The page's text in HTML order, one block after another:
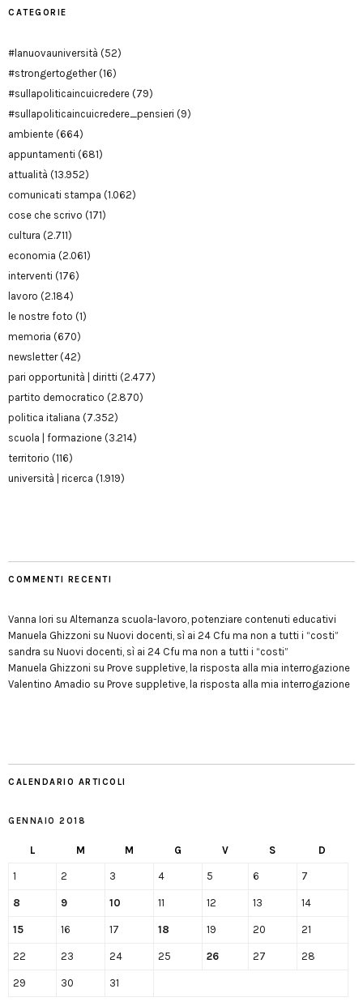
CATEGORIE
#lanuovauniversità (52)
#strongertogether(16)
#sullapoliticaincuicredere (79)
#sullapoliticaincuicredere_pensieri (9)
ambiente (664)
appuntamenti (681)
attualità (13.952)
comunicati stampa (1.062)
cose che scrivo (171)
cultura (2.711)
economia (2.061)
interventi (176)
lavoro (2.184)
le nostre foto (1)
memoria (670)
newsletter(42)
pari opportunità | diritti (2.477)
partito democratico (2.870)
politica italiana (7.352)
scuola | formazione (3.214)
territorio (116)
università | ricerca (1.919)
COMMENTI RECENTI
Vanna Iori su Alternanza scuola-lavoro, potenziare contenuti educativi
Manuela Ghizzoni su Nuovi docenti, sì ai 24 Cfu ma non a tutti i “costi”
sandra su Nuovi docenti, sì ai 24 Cfu ma non a tutti i “costi”
Manuela Ghizzoni su Prove suppletive, la risposta alla mia interrogazione
Valentino Amadio su Prove suppletive, la risposta alla mia interrogazione
CALENDARIO ARTICOLI
GENNAIO 2018
L M M G V S D
1 2 3 4 5 6 7
8 9 10 11 12 13 14
15 16 17 18 19 20 21
22 23 24 25 26 27 28
29 30 31